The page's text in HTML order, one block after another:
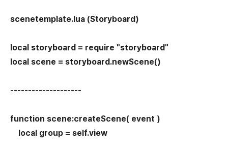
scenetemplate.lua (Storyboard)
local storyboard = require "storyboard"
local scene = storyboard.newScene()
--------------------
function scene:createScene( event )
local group = self.view